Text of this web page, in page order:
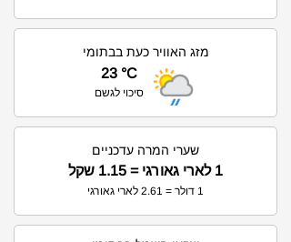
מזג האוויר כעת בבתומי
23 °C
סיכוי לגשם
שערי המרה עדכניים
1 לארי גאורגי = 1.15 שקל
1 דולר = 2.61 לארי גאורגי